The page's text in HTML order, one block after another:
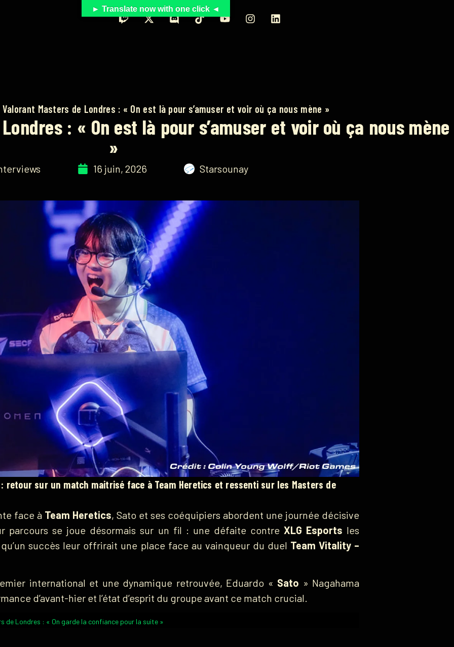
Masters de Londres : « On est là pour s’amuser et voir où ça nous mène »
: « On est là pour s’amuser et voir où ça nous mène
»
16 juin, 2026 Starsounay
: retour sur un match maitrisé face à Team Heretics et ressenti sur les Masters de
face à Team Heretics, Sato et ses coéquipiers abordent une journée décisive
parcours se joue désormais sur un fil : une défaite contre XLG Esports les
succès leur offrirait une place face au vainqueur du duel Team Vitality –
international et une dynamique retrouvée, Eduardo « Sato » Nagahama
d’avant-hier et l’état d’esprit du groupe avant ce match crucial.
de Londres : « On garde la confiance pour la suite »
► Translate now with one click ◄